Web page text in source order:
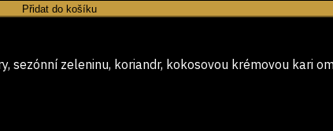
Přidat do košíku
zeleninu, koriandr, kokosovou krémovou kari